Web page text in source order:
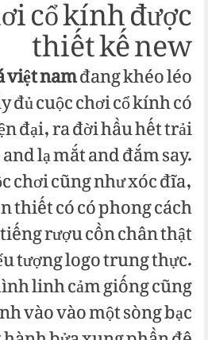
cổ kính được
thiết kế new
namđang khéo léo
cuộc chơi cổ kính có
đại, ra đời hầu hết trải
lạ mắt and đắm say.
chơi cũng như xóc đĩa,
thiết có có phong cách
rượu cồn chân thật
tượng logo trung thực.
linh cảm giống cũng
vào vào một sòng bạc